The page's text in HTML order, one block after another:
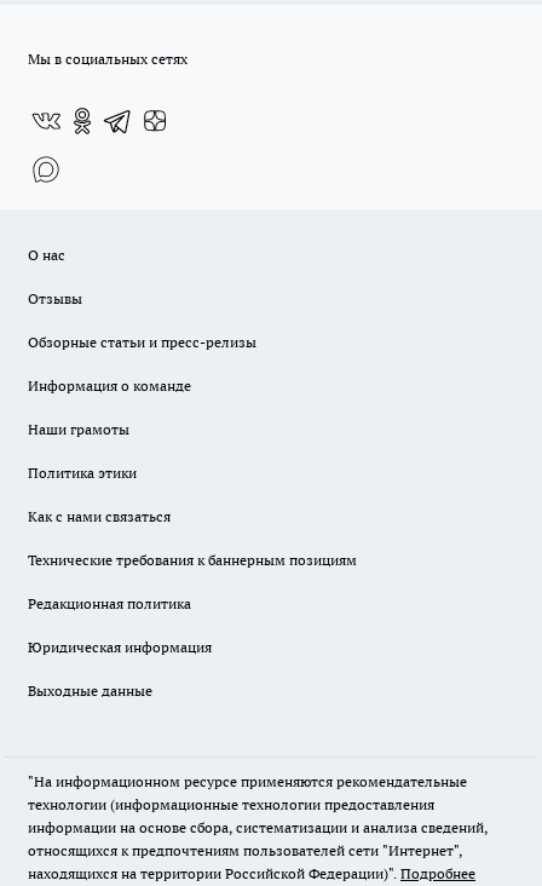
Мы в социальных сетях
О нас
Отзывы
Обзорные статьи и пресс-релизы
Информация о команде
Наши грамоты
Политика этики
Как с нами связаться
Технические требования к баннерным позициям
Редакционная политика
Юридическая информация
Выходные данные
"На информационном ресурсе применяются рекомендательные
технологии (информационные технологии предоставления
информации на основе сбора, систематизации и анализа сведений,
относящихся к предпочтениям пользователей сети "Интернет",
находящихся на территории Российской Федерации)". Подробнее